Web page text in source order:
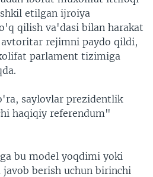
etilgan ijroiya
qilish va'dasi bilan harakat
rejimni paydo qildi,
parlament tizimiga
saylovlar prezidentlik
haqiqiy referendum"
bu model yoqdimi yoki
berish uchun birinchi